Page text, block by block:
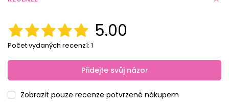
5.00
Počet vydaných recenzí: 1
Přidejte svůj názor
Zobrazit pouze recenze potvrzené nákupem